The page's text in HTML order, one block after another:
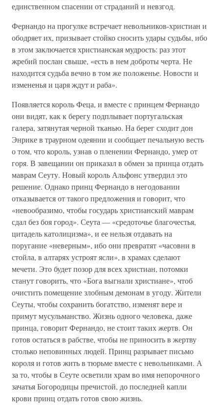
единственном спасении от страданий и невзгод.
Фернандо на прогулке встречает невольников-христиан и
ободряет их, призывает стойко сносить удары судьбы, ибо
в этом заключается христианская мудрость: раз этот
жребий послан свыше, «есть в нем доброты черта. Не
находится судьба вечно в том же положенье. Новости и
измененья и царя ждут и раба».
Появляется король Феца, и вместе с принцем Фернандо
они видят, как к берегу подплывает португальская
галера, затянутая черной тканью. На берег сходит дон
Энрике в траурном одеянии и сообщает печальную весть
о том, что король, узнав о пленении Фернандо, умер от
горя. В завещании он приказал в обмен за принца отдать
маврам Сеуту. Новый король Альфонс утвердил это
решение. Однако принц Фернандо в негодовании
отказывается от такого предложения и говорит, что
«невообразимо, чтобы государь христианский маврам
сдал без боя город». Сеута — «средоточье благочестья,
цитадель католицизма», и ее нельзя отдавать на
поругание «неверным», ибо они превратят «часовни в
стойла, в алтарях устроят ясли», в храмах сделают
мечети. Это будет позор для всех христиан, потомки
станут говорить, что «Бога выгнали христиане», чтоб
очистить помещение злобным демонам в угоду. Жители
Сеуты, чтобы сохранить богатство, изменят вере и
примут мусульманство. Жизнь одного человека, даже
принца, говорит Фернандо, не стоит таких жертв. Он
готов остаться в рабстве, чтобы не приносить в жертву
столько неповинных людей. Принц разрывает письмо
короля и готов жить в тюрьме вместе с невольниками. А
за то, чтобы в Сеуте осветили храм во имя непорочного
зачатья Богородицы пречистой, до последней капли
крови принц отдать готов свою жизнь.